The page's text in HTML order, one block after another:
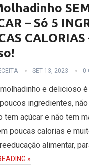
– Só 5
CALORIAS
SET 13, 2023 0
e delicioso
ingredientes,
tem açúcar e não tem
poucas calorias e
alimentar,
»